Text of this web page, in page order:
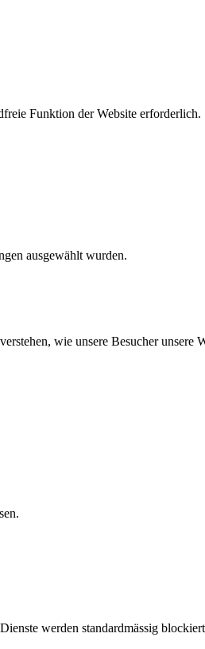
Funktion der Website erforderlich.
ausgewählt wurden.
wie unsere Besucher unsere
werden standardmässig